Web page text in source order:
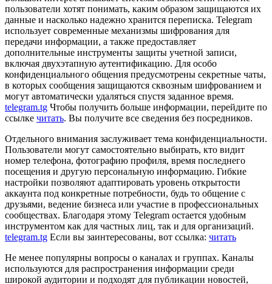
пользователи хотят понимать, каким образом защищаются их
данные и насколько надежно хранится переписка. Telegram
использует современные механизмы шифрования для
передачи информации, а также предоставляет
дополнительные инструменты защиты учетной записи,
включая двухэтапную аутентификацию. Для особо
конфиденциального общения предусмотрены секретные чаты,
в которых сообщения защищаются сквозным шифрованием и
могут автоматически удаляться спустя заданное время.
telegram.tg Чтобы получить больше информации, перейдите по
ссылке читать. Вы получите все сведения без посредников.
Отдельного внимания заслуживает тема конфиденциальности.
Пользователи могут самостоятельно выбирать, кто видит
номер телефона, фотографию профиля, время последнего
посещения и другую персональную информацию. Гибкие
настройки позволяют адаптировать уровень открытости
аккаунта под конкретные потребности, будь то общение с
друзьями, ведение бизнеса или участие в профессиональных
сообществах. Благодаря этому Telegram остается удобным
инструментом как для частных лиц, так и для организаций.
telegram.tg Если вы заинтересованы, вот ссылка: читать
Не менее популярны вопросы о каналах и группах. Каналы
используются для распространения информации среди
широкой аудитории и подходят для публикации новостей,